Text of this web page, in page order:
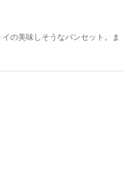
の美味しそうなパンセット。ま